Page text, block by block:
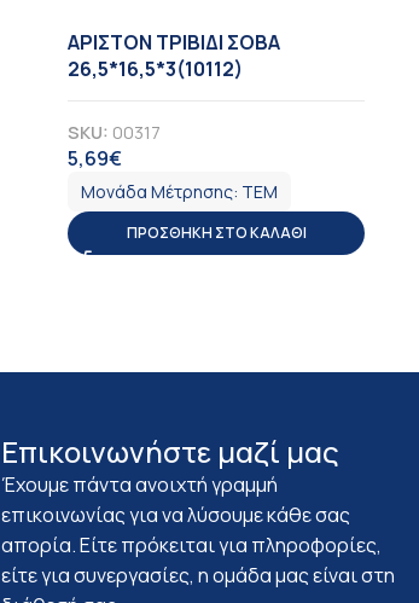
ΑΡΙΣΤΟΝ ΤΡΙΒΙΔΙ ΣΟΒΑ
26,5*16,5*3(10112)
SKU: 00317
5,69€
Μονάδα Μέτρησης: ΤΕΜ
ΠΡΟΣΘΉΚΗ ΣΤΟ ΚΑΛΆΘΙ
Επικοινωνήστε μαζί μας
Έχουμε πάντα ανοιχτή γραμμή
επικοινωνίας για να λύσουμε κάθε σας
απορία. Είτε πρόκειται για πληροφορίες,
είτε για συνεργασίες, η ομάδα μας είναι στη